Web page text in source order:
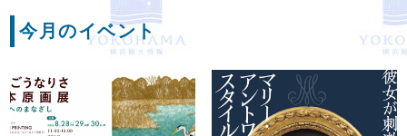
今月のイベント